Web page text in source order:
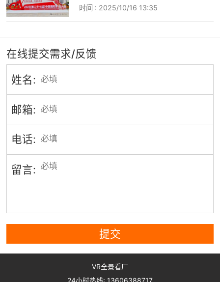
时间 : 2025/10/16 13:35
在线提交需求/反馈
姓名:
邮箱:
电话:
留言:
提交
VR全景看厂
24小时热线: 13606388717